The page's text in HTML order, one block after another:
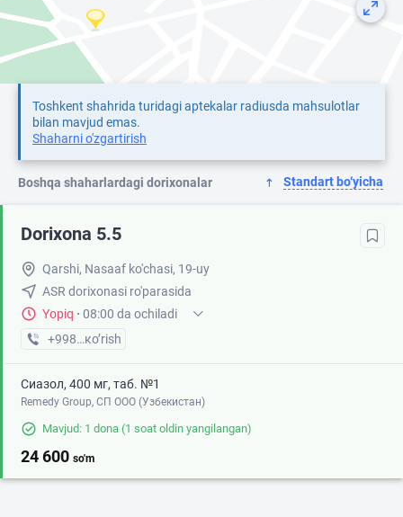
Toshkent shahrida turidagi aptekalar radiusda mahsulotlar
bilan mavjud emas.
Shaharni o'zgartirish
Boshqa shaharlardagi dorixonalar Standart bo‘yicha
Dorixona 5.5
Qarshi, Nasaaf ko'chasi, 19-uy
ASR dorixonasi ro'parasida
Yopiq · 08:00 da ochiladi
+998 (75) XXX-XX-XX
кo’rish
Сиазол, 400 мг, таб. №1
Remedy Group, СП ООО (Узбекистан)
Mavjud: 1 dona (1 soat oldin yangilangan)
24 600 so'm